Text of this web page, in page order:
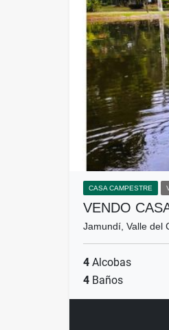
CASA CAMPESTRE
VENDO
Jamundí, Valle del
4 Alcobas
4 Baños